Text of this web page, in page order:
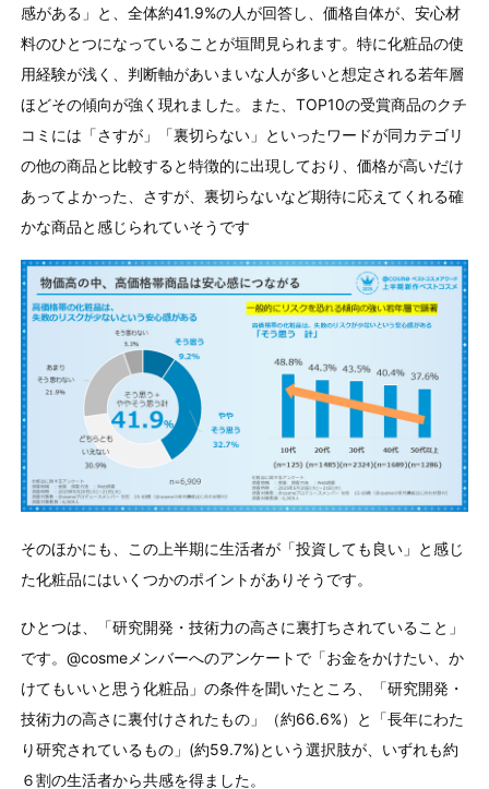
感がある」と、全体約41.9%の人が回答し、価格自体が、安心材
料のひとつになっていることが垣間見られます。特に化粧品の使
用経験が浅く、判断軸があいまいな人が多いと想定される若年層
ほどその傾向が強く現れました。また、TOP10の受賞商品のクチ
コミには「さすが」「裏切らない」といったワードが同カテゴリ
の他の商品と比較すると特徴的に出現しており、価格が高いだけ
あってよかった、さすが、裏切らないなど期待に応えてくれる確
かな商品と感じられていそうです
そのほかにも、この上半期に生活者が「投資しても良い」と感じ
た化粧品にはいくつかのポイントがありそうです。
ひとつは、「研究開発・技術力の高さに裏打ちされていること」
です。@cosmeメンバーへのアンケートで「お金をかけたい、か
けてもいいと思う化粧品」の条件を聞いたところ、「研究開発・
技術力の高さに裏付けされたもの」（約66.6%）と「長年にわた
り研究されているもの」(約59.7%)という選択肢が、いずれも約
６割の生活者から共感を得ました。